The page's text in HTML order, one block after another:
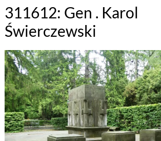
311612: Gen . Karol
Świerczewski